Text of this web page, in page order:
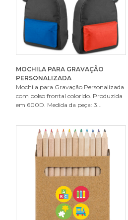
MOCHILA PARA GRAVAÇÃO
PERSONALIZADA
Mochila para Gravação Personalizada
com bolso frontal colorido. Produzida
em 600D. Medida da peça: 3...